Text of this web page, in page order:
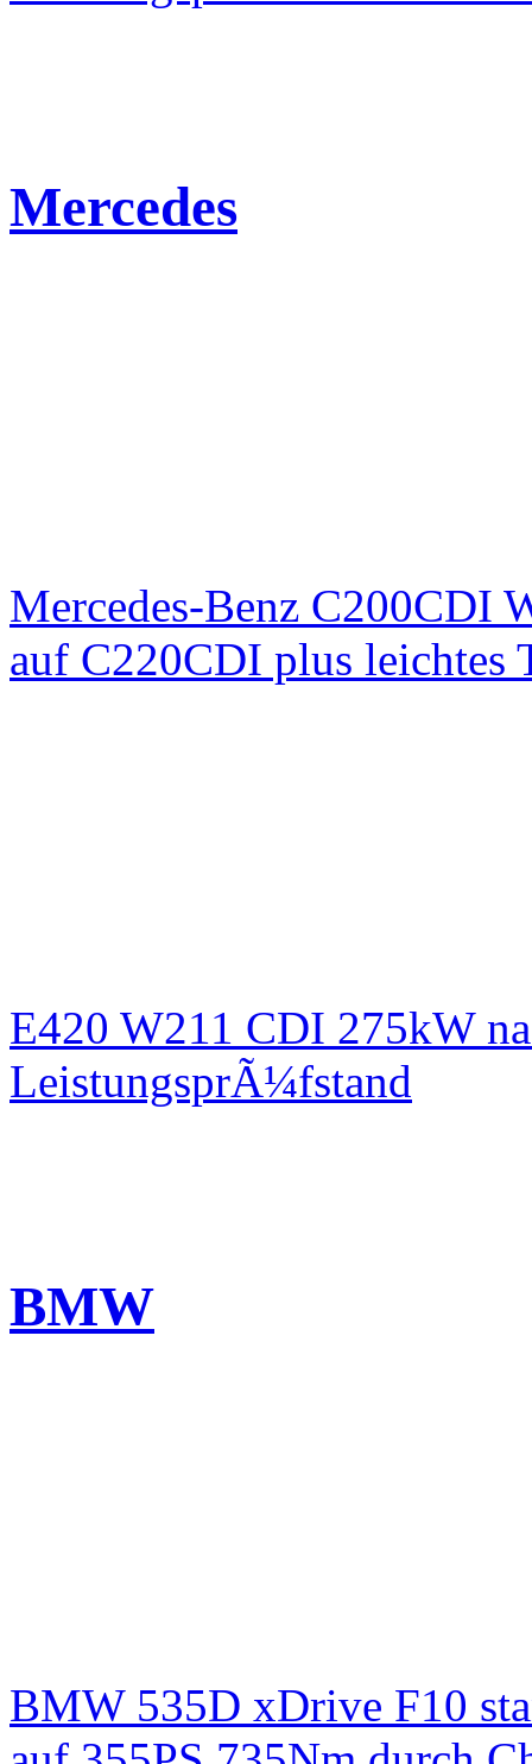
Mercedes
Mercedes-Benz C200CDI
auf C220CDI plus
E420 W211 CDI 275kW
LeistungsprÃ¼fstand
BMW
BMW 535D xDrive F10